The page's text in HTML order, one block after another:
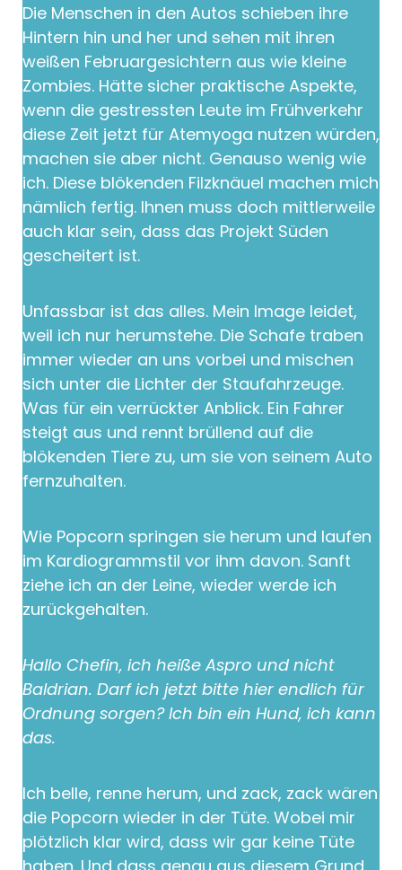
Die Menschen in den Autos schieben ihre
Hintern hin und her und sehen mit ihren
weißen Februargesichtern aus wie kleine
Zombies. Hätte sicher praktische Aspekte,
wenn die gestressten Leute im Frühverkehr
diese Zeit jetzt für Atemyoga nutzen würden,
machen sie aber nicht. Genauso wenig wie
ich. Diese blökenden Filzknäuel machen mich
nämlich fertig. Ihnen muss doch mittlerweile
auch klar sein, dass das Projekt Süden
gescheitert ist.
Unfassbar ist das alles. Mein Image leidet,
weil ich nur herumstehe. Die Schafe traben
immer wieder an uns vorbei und mischen
sich unter die Lichter der Staufahrzeuge.
Was für ein verrückter Anblick. Ein Fahrer
steigt aus und rennt brüllend auf die
blökenden Tiere zu, um sie von seinem Auto
fernzuhalten.
Wie Popcorn springen sie herum und laufen
im Kardiogrammstil vor ihm davon. Sanft
ziehe ich an der Leine, wieder werde ich
zurückgehalten.
Hallo Chefin, ich heiße Aspro und nicht
Baldrian. Darf ich jetzt bitte hier endlich für
Ordnung sorgen? Ich bin ein Hund, ich kann
das.
Ich belle, renne herum, und zack, zack wären
die Popcorn wieder in der Tüte. Wobei mir
plötzlich klar wird, dass wir gar keine Tüte